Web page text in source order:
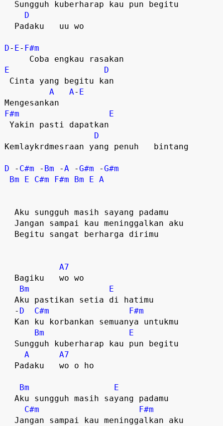
D
D- E- F#m
E
D
A
A- E
F#m
E
D
Kemlaykrdmesraan yang penuh   bintang
D - C#m - Bm -A -G#m -G#m
Bm
E C#m F#m Bm E A
A7
Bm
E
  -
D C#m
F#m
Bm
E
A
A7
Bm
E
C#m
F#m